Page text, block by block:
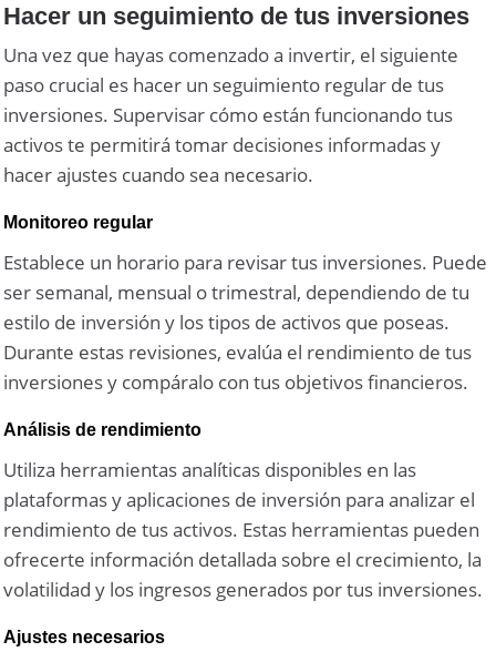
Hacer un seguimiento de tus inversiones
Una vez que hayas comenzado a invertir, el siguiente
paso crucial es hacer un seguimiento regular de tus
inversiones. Supervisar cómo están funcionando tus
activos te permitirá tomar decisiones informadas y
hacer ajustes cuando sea necesario.
Monitoreo regular
Establece un horario para revisar tus inversiones. Puede
ser semanal, mensual o trimestral, dependiendo de tu
estilo de inversión y los tipos de activos que poseas.
Durante estas revisiones, evalúa el rendimiento de tus
inversiones y compáralo con tus objetivos financieros.
Análisis de rendimiento
Utiliza herramientas analíticas disponibles en las
plataformas y aplicaciones de inversión para analizar el
rendimiento de tus activos. Estas herramientas pueden
ofrecerte información detallada sobre el crecimiento, la
volatilidad y los ingresos generados por tus inversiones.
Ajustes necesarios